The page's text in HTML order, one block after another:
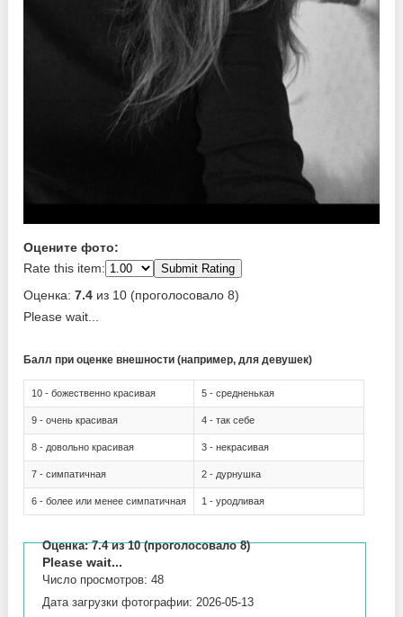
Оцените фото:
Rate this item:
Submit Rating
Оценка:7.4 из 10 (проголосовало 8)
Please wait...
Балл при оценке внешности (например, для девушек)
10 - божественно красивая 5 - средненькая
9 - очень красивая 4 - так себе
8 - довольно красивая 3 - некрасивая
7 - симпатичная 2 - дурнушка
6 - более или менее симпатичная 1 - уродливая
Оценка:7.4из 10 (проголосовало 8)
Please wait...
Число просмотров: 48
Дата загрузки фотографии: 2026-05-13